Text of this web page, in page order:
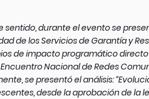
sentido, durante el evento se
de los Servicios de Garantía y
de impacto programático directo
Nacional de Redes
se presentó el análisis:
desde la aprobación de la